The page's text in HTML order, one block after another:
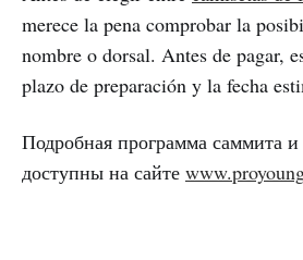
merece la pena comprobar la
nombre o dorsal. Antes de pagar,
plazo de preparación y la fecha
Подробная программа саммита и
доступны на сайте